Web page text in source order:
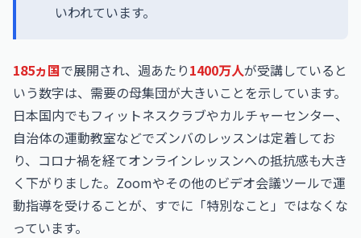
いわれています。
185ヵ国で展開され、週あたり1400万人が受講していると
いう数字は、需要の母集団が大きいことを示しています。
日本国内でもフィットネスクラブやカルチャーセンター、
自治体の運動教室などでズンバのレッスンは定着してお
り、コロナ禍を経てオンラインレッスンへの抵抗感も大き
く下がりました。Zoomやその他のビデオ会議ツールで運
動指導を受けることが、すでに「特別なこと」ではなくな
っています。